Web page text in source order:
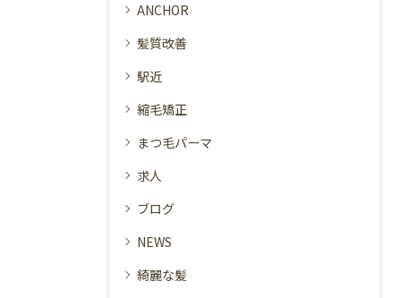
ANCHOR
髪質改善
駅近
縮毛矯正
まつ毛パーマ
求人
ブログ
NEWS
綺麗な髪